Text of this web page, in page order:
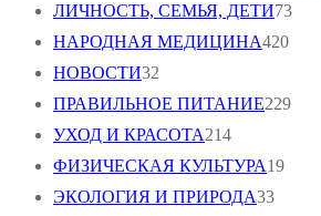
ЛИЧНОСТЬ, СЕМЬЯ, ДЕТИ73
НАРОДНАЯ МЕДИЦИНА420
НОВОСТИ32
ПРАВИЛЬНОЕ ПИТАНИЕ229
УХОД И КРАСОТА214
ФИЗИЧЕСКАЯ КУЛЬТУРА19
ЭКОЛОГИЯ И ПРИРОДА33